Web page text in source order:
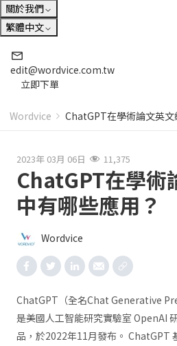
關於我們
繁體中文
edit@wordvice.com.tw
立即下單
Wordvice ChatGPT在學術論文英文
2023年 03月 06日 11,375
ChatGPT在學術
中有哪些應用？
Wordvice
ChatGPT（全名Chat Generative
是美國人工智能研究實驗室 OpenAI
品，於2022年11月發布。 ChatGPT